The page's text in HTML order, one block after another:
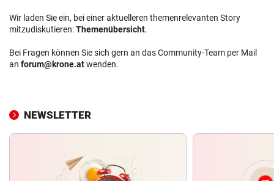
Wir laden Sie ein, bei einer aktuelleren themenrelevanten Story
mitzudiskutieren:Themenübersicht.
Bei Fragen können Sie sich gern an das Community-Team per Mail
an forum@krone.atwenden.
NEWSLETTER